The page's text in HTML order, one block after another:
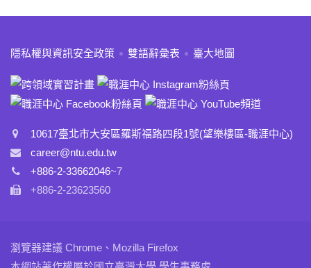
:::
隱私權與資訊安全政策 雙語辭彙表 臺大地圖
10617臺北市大安區羅斯福路四段1號(望樂樓區-職涯中心)
career@ntu.edu.tw
+886-2-33662046~7
+886-2-23623560
瀏覽器建議 Chrome、Mozilla Firefox